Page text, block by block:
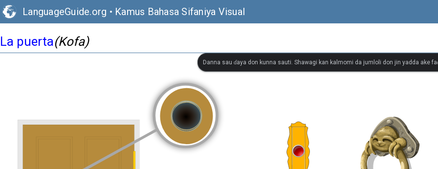
LanguageGuide.org • Kamus Bahasa Sifaniya Visual
La puerta(Kofa)
Danna sau ɗaya don kunna sauti. Shawagi kan kalmomi da jumloli don jin yadda ake